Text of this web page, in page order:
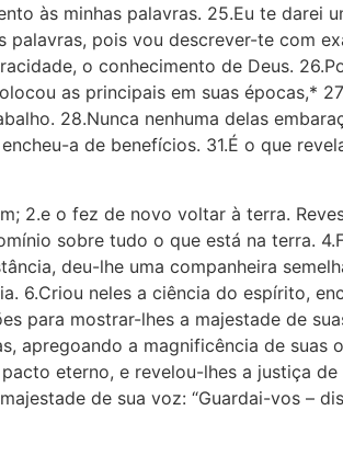
às minhas palavras. 25.Eu te darei
pois vou descrever-te com
o conhecimento de Deus.
as principais em suas épocas,*
28.Nunca nenhuma delas
a de benefícios. 31.É o que
2.e o fez de novo voltar à terra.
sobre tudo o que está na terra.
deu-lhe uma companheira
6.Criou neles a ciência do espírito,
para mostrar-lhes a majestade de
apregoando a magnificência de suas
eterno, e revelou-lhes a justiça de
de sua voz: “Guardai-vos –